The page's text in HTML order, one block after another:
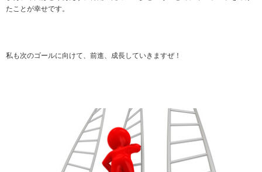
たことが幸せです。
私も次のゴールに向けて、前進、成長していきますぜ！